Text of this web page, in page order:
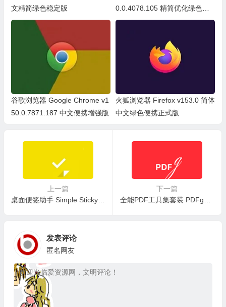
文精简绿色稳定版
0.0.4078.105 精简优化绿色便
携版
谷歌浏览器 Google Chrome v1
50.0.7871.187 中文便携增强版
火狐浏览器 Firefox v153.0 简体
中文绿色便携正式版
上一篇
桌面便签助手 Simple Sticky Notes v6.8.5.0 中文绿色单文件版
下一篇
全能PDF工具集套装 PDFgear v2.1.14 绿色便携版
发表评论
匿名网友